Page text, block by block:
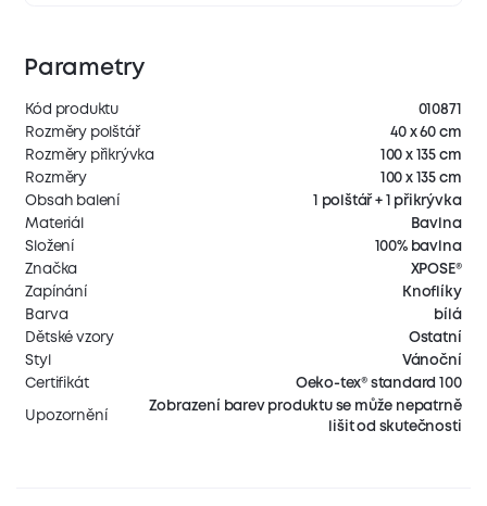
Parametry
Kód produktu
010871
Rozměry polštář
40 x 60 cm
Rozměry přikrývka
100 x 135 cm
Rozměry
100 x 135 cm
Obsah balení
1 polštář + 1 přikrývka
Materiál
Bavlna
Složení
100% bavlna
Značka
XPOSE®
Zapínání
Knoflíky
Barva
bílá
Dětské vzory
Ostatní
Styl
Vánoční
Certifikát
Oeko-tex® standard 100
Upozornění
Zobrazení barev produktu se může nepatrně
lišit od skutečnosti